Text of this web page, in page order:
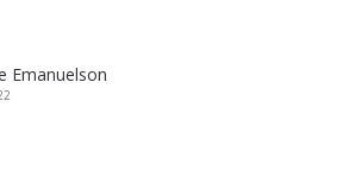
Emanuelson